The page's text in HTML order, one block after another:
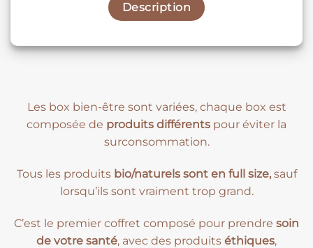
Description
Les box bien-être sont variées, chaque box est
composée de produits différents pour éviter la
surconsommation.
Tous les produits bio/naturels sont en full size,sauf
lorsqu’ils sont vraiment trop grand.
C’est le premier coffret composé pour prendre soin
de votre santé, avec des produits éthiques,